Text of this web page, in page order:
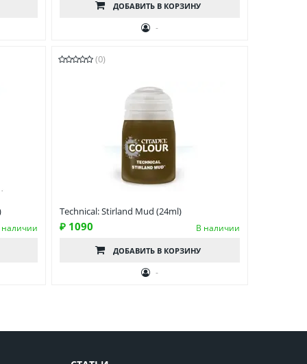
ДОБАВИТЬ В КОРЗИНУ
-
(0)
Technical: Stirland Mud (24ml)
₽ 1090 В наличии
ДОБАВИТЬ В КОРЗИНУ
-